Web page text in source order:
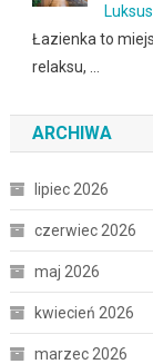
Łazienka to
relaksu, …
ARCHIWA
lipiec 2026
czerwiec 2026
maj 2026
kwiecień 2026
marzec 2026